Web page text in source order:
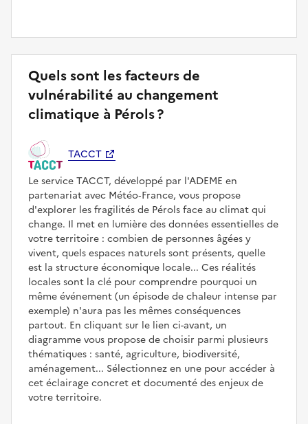
Quels sont les facteurs de
vulnérabilité au changement
climatique à Pérols ?
TACCT
Le service TACCT, développé par l'ADEME en
partenariat avec Météo‑France, vous propose
d'explorer les fragilités de Pérols face au climat qui
change. Il met en lumière des données essentielles de
votre territoire : combien de personnes âgées y
vivent, quels espaces naturels sont présents, quelle
est la structure économique locale... Ces réalités
locales sont la clé pour comprendre pourquoi un
même événement (un épisode de chaleur intense par
exemple) n'aura pas les mêmes conséquences
partout. En cliquant sur le lien ci-avant, un
diagramme vous propose de choisir parmi plusieurs
thématiques : santé, agriculture, biodiversité,
aménagement... Sélectionnez en une pour accéder à
cet éclairage concret et documenté des enjeux de
votre territoire.